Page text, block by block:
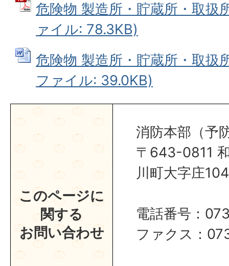
危険物 製造所・貯蔵所・取扱
ァイル: 78.3KB)
危険物 製造所・貯蔵所・取扱
ファイル: 39.0KB)
このページに
関する
お問い合わせ
消防本部（予
〒643-0811
川町大字庄
電話番号：
ファクス：